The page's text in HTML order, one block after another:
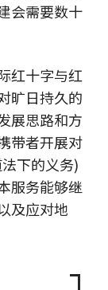
会需要数十
红十字与红
旷日持久的
展思路和方
带者开展对
下的义务)
服务能够继
及应对地